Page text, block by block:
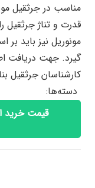
مناسب در جرثقیل
قدرت و تناژ
مونوریل نیز باید
گیرد. جهت دریافت
کارشناسان جرثقیل
دسته‌ها:
قیمت خرید